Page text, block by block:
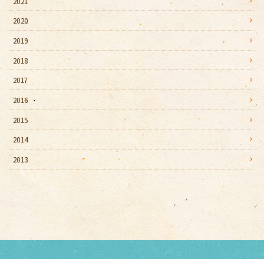
2020
2019
2018
2017
2016
2015
2014
2013